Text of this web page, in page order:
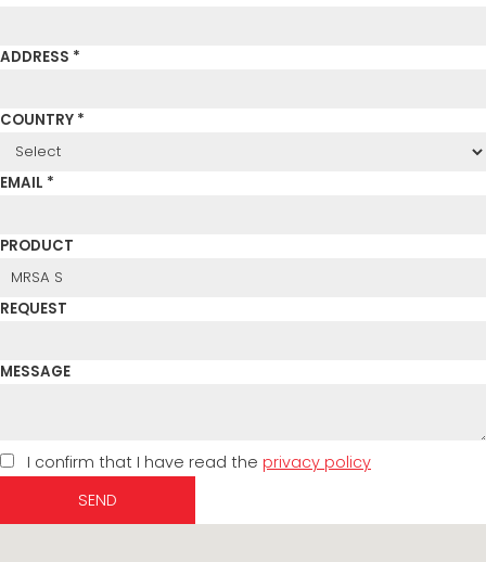
ADDRESS *
COUNTRY *
EMAIL *
PRODUCT
REQUEST
MESSAGE
I confirm that I have read the privacy policy
SEND